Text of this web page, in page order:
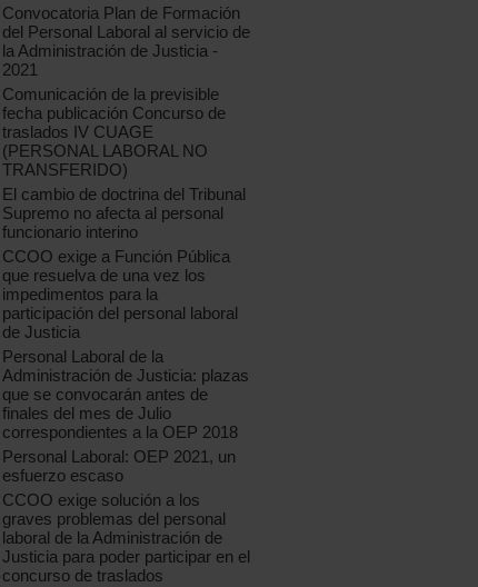
Convocatoria Plan de Formación
del Personal Laboral al servicio de
la Administración de Justicia -
2021
Comunicación de la previsible
fecha publicación Concurso de
traslados IV CUAGE
(PERSONAL LABORAL NO
TRANSFERIDO)
El cambio de doctrina del Tribunal
Supremo no afecta al personal
funcionario interino
CCOO exige a Función Pública
que resuelva de una vez los
impedimentos para la
participación del personal laboral
de Justicia
Personal Laboral de la
Administración de Justicia: plazas
que se convocarán antes de
finales del mes de Julio
correspondientes a la OEP 2018
Personal Laboral: OEP 2021, un
esfuerzo escaso
CCOO exige solución a los
graves problemas del personal
laboral de la Administración de
Justicia para poder participar en el
concurso de traslados